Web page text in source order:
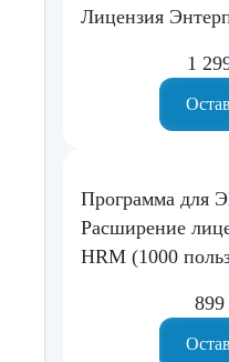
Лицензия
1
Программа для
Расширение
HRM (1000
899